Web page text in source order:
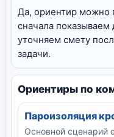
Да, ориентир можно
сначала показываем
уточняем смету
задачи.
Ориентиры по
Пароизоляция
Основной сценарий